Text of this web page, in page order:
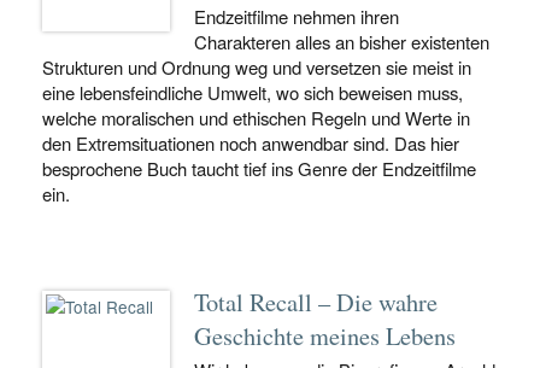
Endzeitfilme nehmen ihren
Charakteren alles an bisher existenten
Strukturen und Ordnung weg und versetzen sie meist in
eine lebensfeindliche Umwelt, wo sich beweisen muss,
welche moralischen und ethischen Regeln und Werte in
den Extremsituationen noch anwendbar sind. Das hier
besprochene Buch taucht tief ins Genre der Endzeitfilme
ein.
Total Recall – Die wahre
Geschichte meines Lebens